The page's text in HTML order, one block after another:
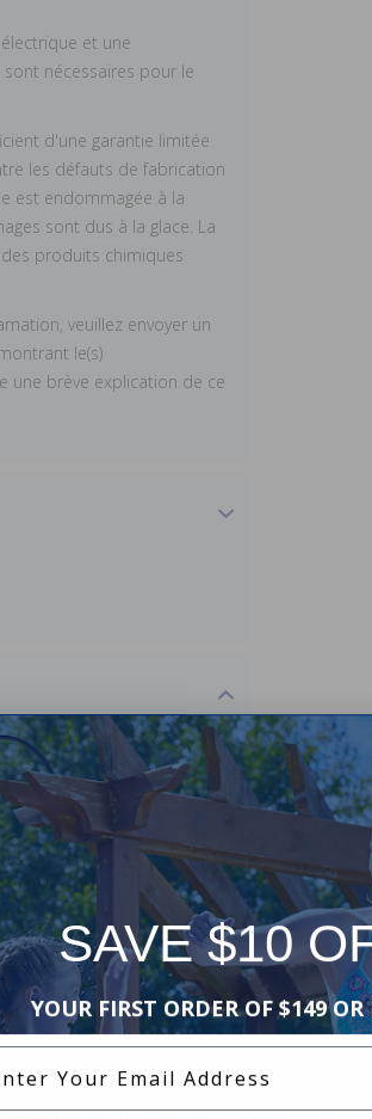
e-mail dès qu'il sera à
et une
nécessaires pour le
d'une garantie limitée
les défauts de fabrication
est endommagée à la
sont dus à la glace. La
produits chimiques
veuillez envoyer un
le(s)
une brève explication de ce
SAVE $10
YOUR FIRST ORDER OF $149 OR